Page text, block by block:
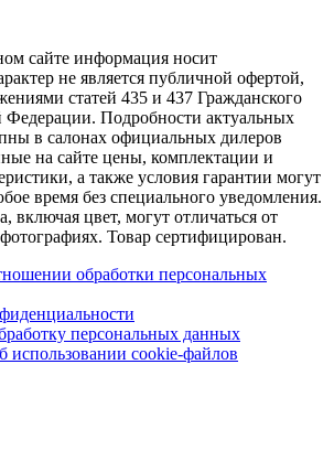
сайте информация носит
не является публичной офертой,
статей 435 и 437 Гражданского
Федерации. Подробности актуальных
в салонах официальных дилеров
на сайте цены, комплектации и
а также условия гарантии могут
время без специального уведомления.
включая цвет, могут отличаться от
Товар сертифицирован.
обработки персональных
персональных данных
использовании cookie-файлов